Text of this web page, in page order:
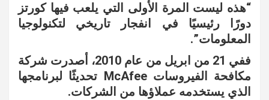
“هذه ليست المرة الأولى التي يلعب فيها كورتز
دورًا رئيسيًا في انفجار تاريخي لتكنولوجيا
المعلومات”.
ففي 21 من ابريل من عام 2010، أصدرت شركة
مكافحة الفيروسات McAfee تحديثًا لبرنامجها
الذي يستخدمه عملاؤها من الشركات.